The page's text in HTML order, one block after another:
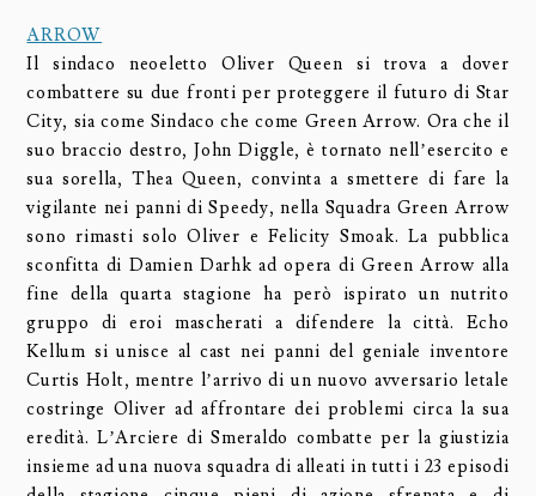
ARROW
Il sindaco neoeletto Oliver Queen si trova a dover
combattere su due fronti per proteggere il futuro di Star
City, sia come Sindaco che come Green Arrow. Ora che il
suo braccio destro, John Diggle, è tornato nell’esercito e
sua sorella, Thea Queen, convinta a smettere di fare la
vigilante nei panni di Speedy, nella Squadra Green Arrow
sono rimasti solo Oliver e Felicity Smoak. La pubblica
sconfitta di Damien Darhk ad opera di Green Arrow alla
fine della quarta stagione ha però ispirato un nutrito
gruppo di eroi mascherati a difendere la città. Echo
Kellum si unisce al cast nei panni del geniale inventore
Curtis Holt, mentre l’arrivo di un nuovo avversario letale
costringe Oliver ad affrontare dei problemi circa la sua
eredità. L’Arciere di Smeraldo combatte per la giustizia
insieme ad una nuova squadra di alleati in tutti i 23 episodi